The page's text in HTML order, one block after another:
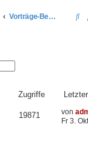
Vorträge-Berichte
S
Zugriffe
19871 von
Fr 3.